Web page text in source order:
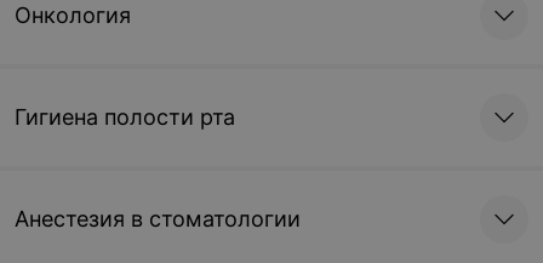
Онкология
Гигиена полости рта
Анестезия в стоматологии